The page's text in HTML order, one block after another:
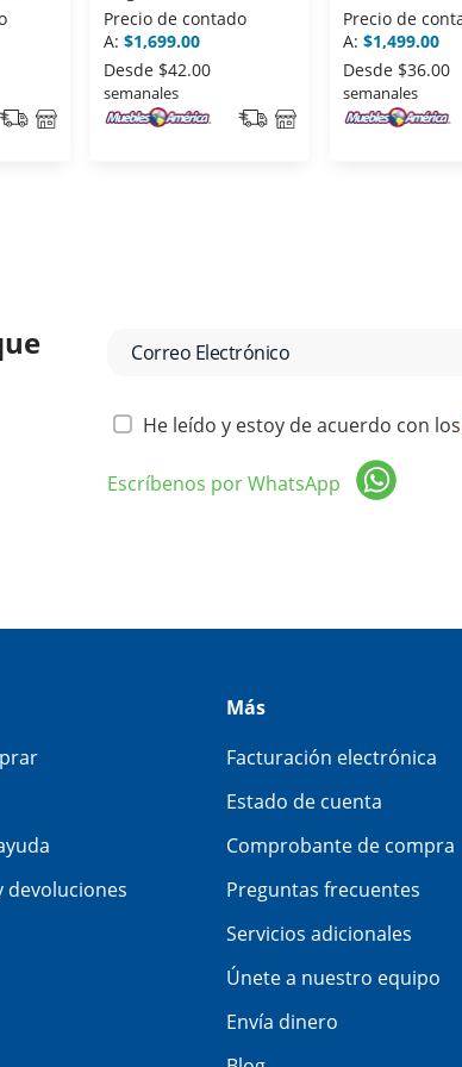
Precio de contado
A: $1,699.00
Desde $42.00
semanales
Precio de
A: $1,499.00
Desde $36.00
semanales
He leído y estoy de acuerdo con los
Escríbenos por WhatsApp
devoluciones
Más
Facturación electrónica
Estado de cuenta
Comprobante de compra
Preguntas frecuentes
Servicios adicionales
Únete a nuestro equipo
Envía dinero